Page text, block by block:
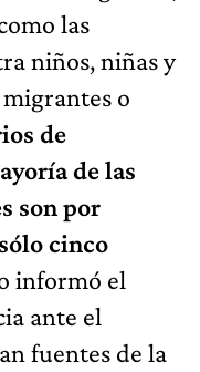
las
niños, niñas y
o
de
de las
son por
cinco
informó el
ante el
fuentes de la